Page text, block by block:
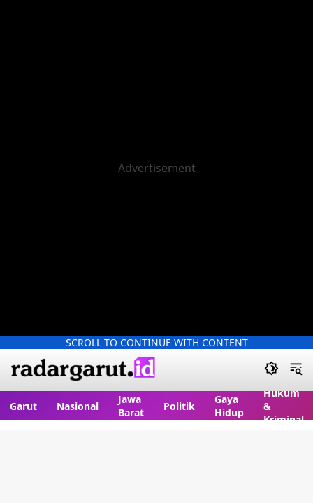
SCROLL TO CONTINUE WITH CONTENT
Garut Nasional
Jawa
Barat
Politik
Gaya
Hidup
Hukum
&
Kriminal